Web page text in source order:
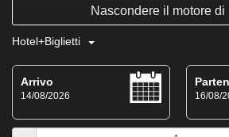
Nascondere il motore di
Hotel+Biglietti
Arrivo
14/08/2026 16/08/